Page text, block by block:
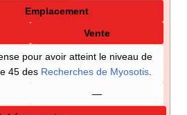
Emplacement
Vente
pour avoir atteint le niveau de
45 des Recherches de Myosotis
—